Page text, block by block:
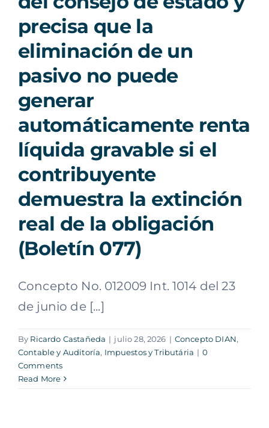
precisa que la
eliminación de un
pasivo no puede
generar
automáticamente renta
líquida gravable si el
contribuyente
demuestra la extinción
real de la obligación
(Boletín 077)
Concepto No. 012009 Int. 1014 del 23
de junio de [...]
By Ricardo Castañeda | julio 28, 2026 | Concepto DIAN,
Contable y Auditoría, Impuestos y Tributária | 0
Comments
Read More